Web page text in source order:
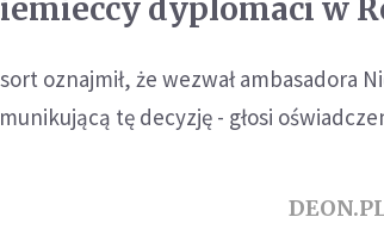
dyplomaci w
oznajmił, że wezwał ambasadora
tę decyzję - głosi